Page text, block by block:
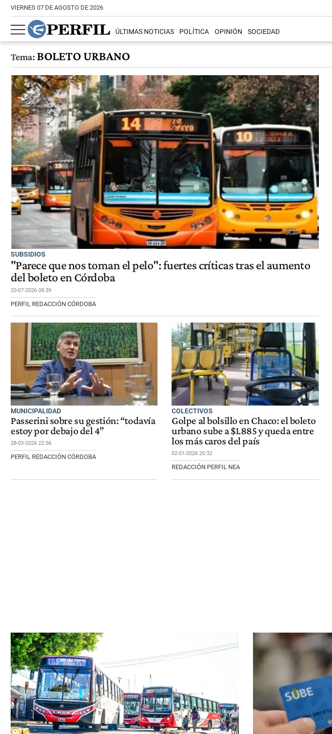
VIERNES 07 DE AGOSTO DE 2026
ÚLTIMAS NOTICIAS POLÍTICA OPINIÓN SOCIEDAD
Tema:BOLETO URBANO
SUBSIDIOS
"Parece que nos toman el pelo": fuertes críticas tras el aumento
del boleto en Córdoba
20-07-2026 08:39
PERFIL REDACCIÓN CÓRDOBA
MUNICIPALIDAD
Passerini sobre su gestión: “todavía
estoy por debajo del 4”
28-03-2026 22:56
PERFIL REDACCIÓN CÓRDOBA
COLECTIVOS
Golpe al bolsillo en Chaco: el boleto
urbano sube a $1.885 y queda entre
los más caros del país
02-01-2026 20:32
REDACCIÓN PERFIL NEA